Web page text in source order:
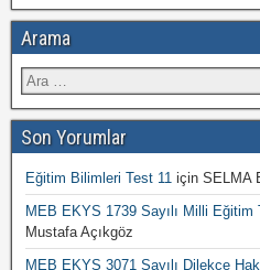
Arama
Son Yorumlar
Eğitim Bilimleri Test 11 için SELMA
MEB EKYS 1739 Sayılı Milli Eğitim
Mustafa Açıkgöz
MEB EKYS 3071 Sayılı Dilekçe